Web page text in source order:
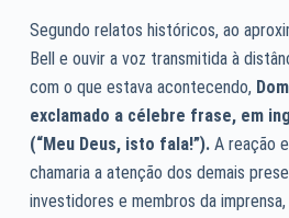
Segundo relatos históricos, ao
Bell e ouvir a voz transmitida à
com o que estava acontecendo,
exclamado a célebre frase, em
(“Meu Deus, isto fala!”).A reação
chamaria a atenção dos demais
investidores e membros da